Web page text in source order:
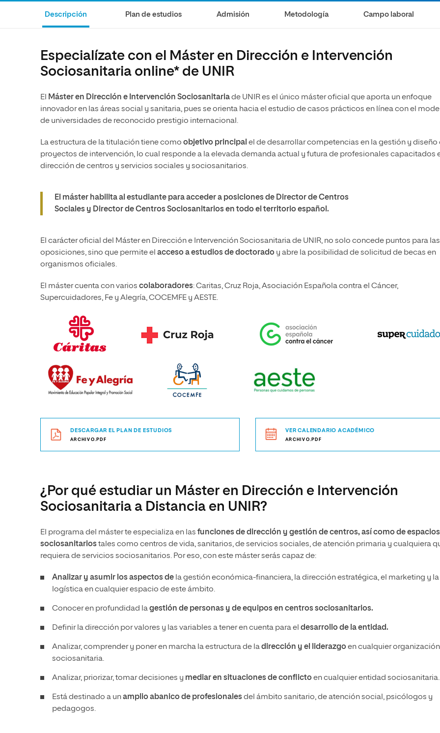
Comunicación y Mercadotecnia
Ciencias Políticas y Relaciones
Humanidades
Música
Ciencias Sociales
Ciencias Sociales
Comunicación y Mercadotecnia
Economía y Negocios
Descripción Plan de estudios Admisión Metodología Campo laboral
Especialízate con el Máster en Dirección e Intervención
Sociosanitaria online* de UNIR
El Máster en Dirección e Intervención Sociosanitariade UNIR es el único máster oficial que aporta un enfoque
innovador en las áreas social y sanitaria, pues se orienta hacia el estudio de casos prácticos en línea con el
de universidades de reconocido prestigio internacional.
La estructura de la titulación tiene como objetivo principal el de desarrollar competencias en la gestión y diseño
proyectos de intervención, lo cual responde a la elevada demanda actual y futura de profesionales capacitados
dirección de centros y servicios sociales y sociosanitarios.
El máster habilita al estudiante para acceder a posiciones de Director de Centros
Sociales y Director de Centros Sociosanitarios en todo el territorio español.
El carácter oficial del Máster en Dirección e Intervención Sociosanitaria de UNIR, no solo concede puntos para las
oposiciones, sino que permite el acceso a estudios de doctorado y abre la posibilidad de solicitud de becas en
organismos oficiales.
El máster cuenta con varios colaboradores: Caritas, Cruz Roja, Asociación Española contra el Cáncer,
Supercuidadores, Fe y Alegría, COCEMFE y AESTE.
DESCARGAR EL PLAN DE ESTUDIOS
ARCHIVO.PDF
VER CALENDARIO ACADÉMICO
ARCHIVO.PDF
¿Por qué estudiar un Máster en Dirección e Intervención
Sociosanitaria a Distancia en UNIR?
El programa del máster te especializa en las funciones de dirección y gestión de centros, así como de espacios
sociosanitariostales como centros de vida, sanitarios, de servicios sociales, de atención primaria y cualquiera
requiera de servicios sociosanitarios. Por eso, con este máster serás capaz de:
Analizar y asumir los aspectos de la gestión económica-financiera, la dirección estratégica, el marketing y la
logística en cualquier espacio de este ámbito.
Conocer en profundidad lagestión de personas y de equipos en centros sociosanitarios.
Definir la dirección por valores y las variables a tener en cuenta para el desarrollo de la entidad.
Analizar, comprender y poner en marcha la estructura de ladirección y el liderazgoen cualquier organización
sociosanitaria.
Analizar, priorizar, tomar decisiones y mediar en situaciones de conflictoen cualquier entidad sociosanitaria.
Está destinado a unamplio abanico de profesionalesdel ámbito sanitario, de atención social, psicólogos y
pedagogos.